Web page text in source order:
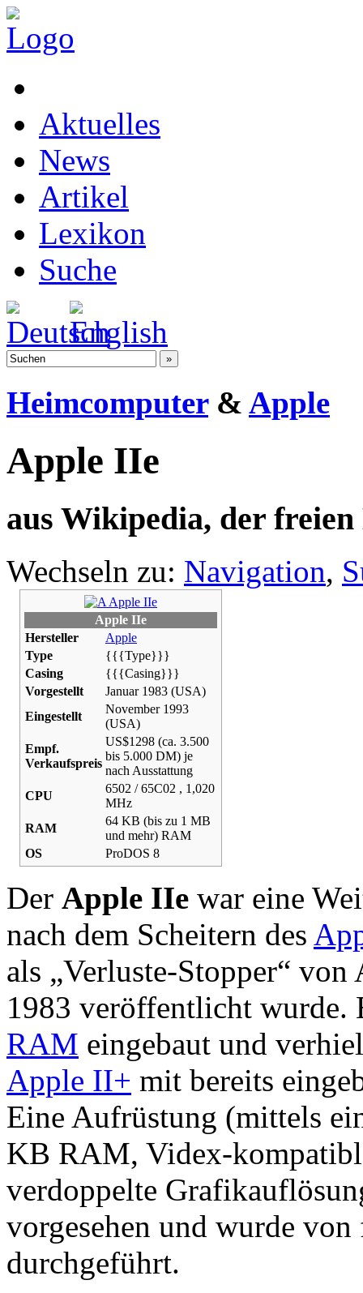
Aktuelles
News
Artikel
Lexikon
Suche
Heimcomputer& Apple
Apple IIe
aus Wikipedia, der
Wechseln zu: Navigation,
Apple IIe
Hersteller
Apple
Type
{{{Type}}}
Casing
{{{Casing}}}
Vorgestellt
Januar 1983 (USA)
Eingestellt
November 1993
(USA)
Empf.
Verkaufspreis
US$1298 (ca. 3.500
bis 5.000 DM) je
nach Ausstattung
CPU
6502 / 65C02 , 1,020
MHz
RAM
64 KB (bis zu 1 MB
und mehr) RAM
OS
ProDOS 8
Der Apple IIe war eine
nach dem Scheitern des
als „Verluste-Stopper“
1983 veröffentlicht wurde.
RAM eingebaut und
Apple II+ mit bereits
Eine Aufrüstung (mittels
KB RAM, Videx-
verdoppelte
vorgesehen und wurde
durchgeführt.